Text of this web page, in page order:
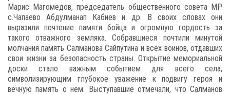
Марис Магомедов, председатель общественного совета МР
с.Чапаево Абдулманап Кабиев и др. В своих словах они
выразили почтение памяти бойца и огромную гордость за
такого отважного земляка. Собравшиеся почтили минутой
молчания память Салманова Сайпутина и всех воинов, отдавших
свои жизни за безопасность страны. Открытие мемориальной
доски стало важным событием для всего села,
символизирующим глубокое уважение к подвигу героя и
вечную память о нем. Выступавшие отмечали, что Салманов